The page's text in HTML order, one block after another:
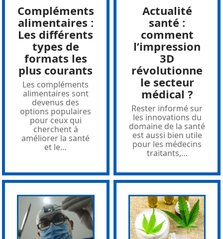
Compléments
alimentaires :
Les différents
types de
formats les
plus courants
Les compléments
alimentaires sont
devenus des
options populaires
pour ceux qui
cherchent à
améliorer la santé
et le…
Actualité
santé :
comment
l’impression
3D
révolutionne
le secteur
médical ?
Rester informé sur
les innovations du
domaine de la santé
est aussi bien utile
pour les médecins
traitants,…